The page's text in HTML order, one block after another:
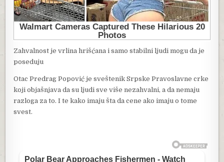
Zahvalnost je vrlina hrišćana i samo stabilni ljudi mogu da je
poseduju
Otac Predrag Popović je sveštenik Srpske Pravoslavne crke
koji objašnjava da su ljudi sve više nezahvalni, a da nemaju
razloga za to. I te kako imaju šta da cene ako imaju o tome
svest.